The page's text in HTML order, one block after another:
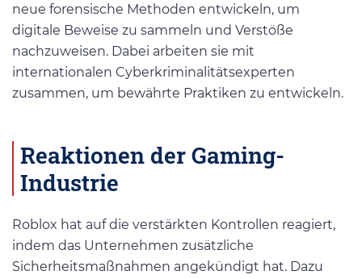
neue forensische Methoden entwickeln, um
digitale Beweise zu sammeln und Verstöße
nachzuweisen. Dabei arbeiten sie mit
internationalen Cyberkriminalitätsexperten
zusammen, um bewährte Praktiken zu entwickeln.
Reaktionen der Gaming-
Industrie
Roblox hat auf die verstärkten Kontrollen reagiert,
indem das Unternehmen zusätzliche
Sicherheitsmaßnahmen angekündigt hat. Dazu